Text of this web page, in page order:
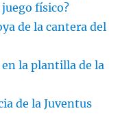
físico?
de la cantera del
la plantilla de la
de la Juventus